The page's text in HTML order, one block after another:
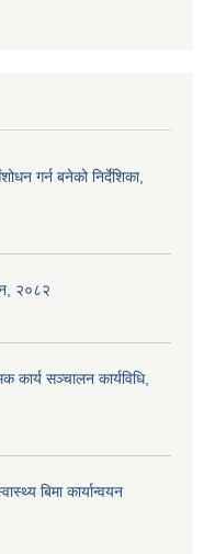
गर्न बनेको निर्देशिका,
२०८२
कार्य सञ्चालन कार्यविधि,
बिमा कार्यान्वयन